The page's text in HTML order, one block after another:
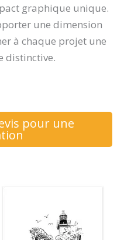
graphique unique.
une dimension
à chaque projet une
distinctive.
pour une